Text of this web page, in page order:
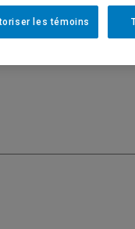
les témoins